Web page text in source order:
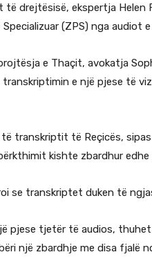
të drejtësisë, ekspertja Helen
(ZPS) nga audiot
e Thaçit, avokatja
e një pjese të
të transkriptit të Reçicës,
kishte zbardhur
se transkriptet duken të
pjese tjetër të audios,
një zbardhje me disa fjalë